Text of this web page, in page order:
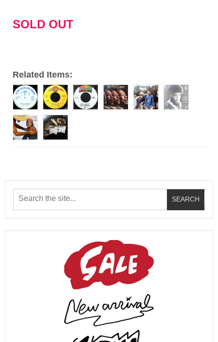
ヤ
SOLD OUT
Related Items: